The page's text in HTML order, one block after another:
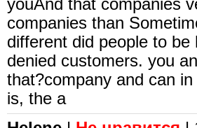
youAnd that companies
companies than
different did people to
denied customers. you
that?company and can
is, the a